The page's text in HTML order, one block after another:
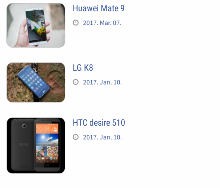
Huawei Mate 9
2017. Mar. 07.
LG K8
2017. Jan. 10.
HTC desire 510
2017. Jan. 10.